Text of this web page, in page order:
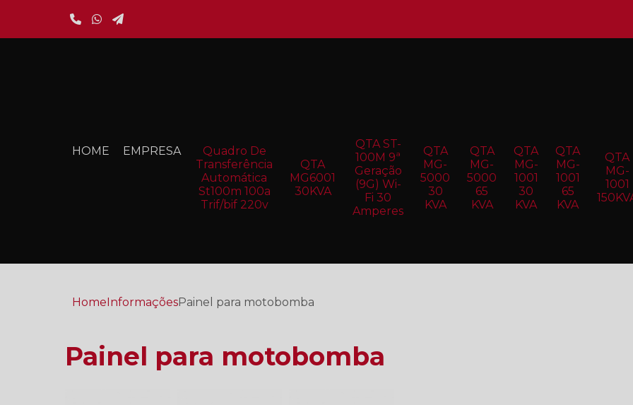
HOME EMPRESA
Quadro De
Transferência
Automática
St100m 100a
Trif/bif 220v
QTA
MG6001
30KVA
QTA ST-
100M 9ª
Geração
(9G) Wi-
Fi 30
Amperes
QTA
MG-
5000
30
KVA
QTA
MG-
5000
65
KVA
QTA
MG-
1001
30
KVA
QTA
MG-
1001
65
KVA
QTA
MG-
1001
HomeInformaçõesPainel para motobomba
Painel para motobomba